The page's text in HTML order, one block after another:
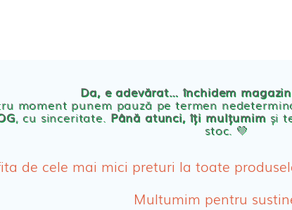
eco Naty
umede ecologice
Da, e adevărat… închidem
moment punem pauză pe termen
, cu sinceritate. Până atunci, îți mulțumimși
stoc. 💛
de cele mai mici preturi la toate
Multumim pentru